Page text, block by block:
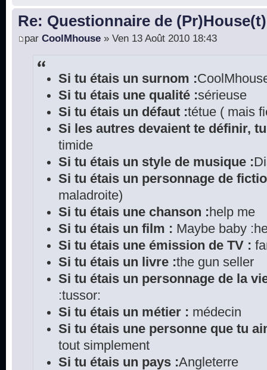
Re: Questionnaire de (Pr)House(t)
par CoolMhouse » Ven 13 Août 2010 18:43
Si tu étais un surnom :
Si tu étais une qualité :sérieuse
Si tu étais un défaut :tétue ( mais
Si les autres devaient te définir,
timide
Si tu étais un style de musique :
Si tu étais un personnage de
maladroite)
Si tu étais une chanson :help me
Si tu étais un film : Maybe baby
Si tu étais une émission de TV :
Si tu étais un livre :the gun seller
Si tu étais un personnage de la
:tussor:
Si tu étais un métier : médecin
Si tu étais une personne que tu
tout simplement
Si tu étais un pays :Angleterre